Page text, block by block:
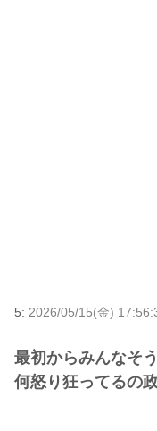
5: 2026/05/15(金)
最初からみんなそ
何怒り狂ってるの